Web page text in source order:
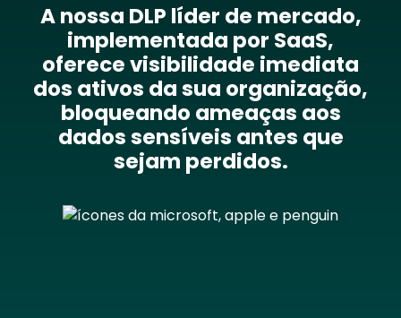
A nossa DLP líder de mercado,
implementada por SaaS,
oferece visibilidade imediata
dos ativos da sua organização,
bloqueando ameaças aos
dados sensíveis antes que
sejam perdidos.